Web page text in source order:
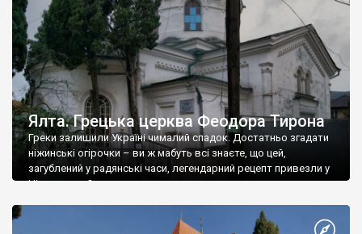
Ялта. Грецька церква Феодора Тирона
Греки залишили Україні чималий спадок. Достатньо згадати
ніжинські огірочки – ви ж мабуть всі знаєте, що цей,
загублений у радянські часи, легендарний рецепт привезли у
Ніжин греки?